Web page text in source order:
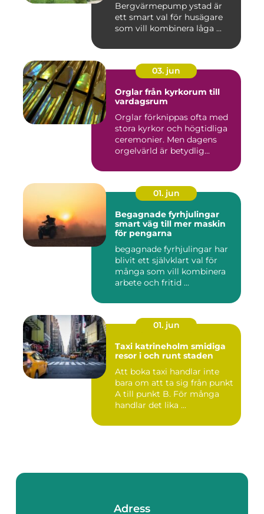
Bergvärmepump ystad är
ett smart val för husägare
som vill kombinera låga ...
03. jun
Orglar från kyrkorum till
vardagsrum
Orglar förknippas ofta med
stora kyrkor och högtidliga
ceremonier. Men dagens
orgelvärld är betydlig...
01. jun
Begagnade fyrhjulingar
smart väg till mer maskin
för pengarna
begagnade fyrhjulingar har
blivit ett självklart val för
många som vill kombinera
arbete och fritid ...
01. jun
Taxi katrineholm smidiga
resor i och runt staden
Att boka taxi handlar inte
bara om att ta sig från punkt
A till punkt B. För många
handlar det lika ...
Adress